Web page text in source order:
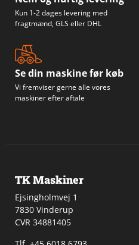
Kun 1-2 dages levering med
fragtmænd, GLS eller DHL
Se din maskine før køb
Vi fremviser gerne alle vores
maskiner efter aftale
TK Maskiner
Ejsingholmvej 1
7830 Vinderup
CVR 34881405